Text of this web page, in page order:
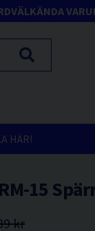
VÄLKÄNDA
HÄR!
15
kr